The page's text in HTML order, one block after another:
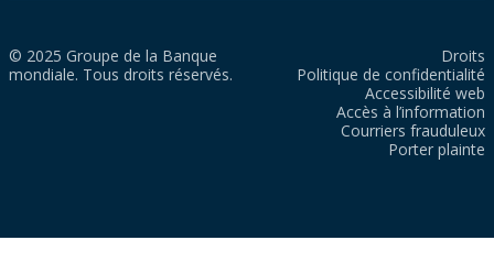
© 2025 Groupe de la Banque
mondiale. Tous droits réservés.
Droits
Politique de confidentialité
Accessibilité web
Accès à l’information
Courriers frauduleux
Porter plainte